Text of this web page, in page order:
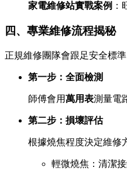
家電維修站實戰案例
四、專業維修流程揭秘
正規維修團隊會跟足安全標準
第一步：全面檢測
師傅會用萬用表測量電
第二步：損壞評估
根據燒焦程度決定維修
輕微燒焦：清潔